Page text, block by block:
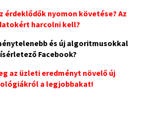
érdeklődők nyomon követése? Az
harcolni kell?
és új algoritmusokkal
Facebook?
az üzleti eredményt növelő új
a legjobbakat!